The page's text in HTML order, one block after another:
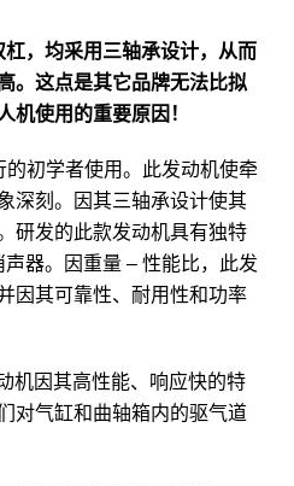
，均采用三轴承设计，从而
。这点是其它品牌无法比拟
机使用的重要原因！
的初学者使用。此发动机使牵
深刻。因其三轴承设计使其
研发的此款发动机具有独特
器。因重量 – 性能比，此发
因其可靠性、耐用性和功率
机因其高性能、响应快的特
对气缸和曲轴箱内的驱气道